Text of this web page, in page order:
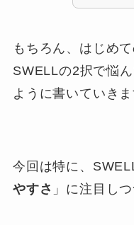
もちろん、はじめ
SWELLの2択で悩
ように書いていきま
今回は特に、
やすさ 」に注目し